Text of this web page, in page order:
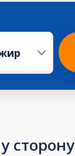
сторону